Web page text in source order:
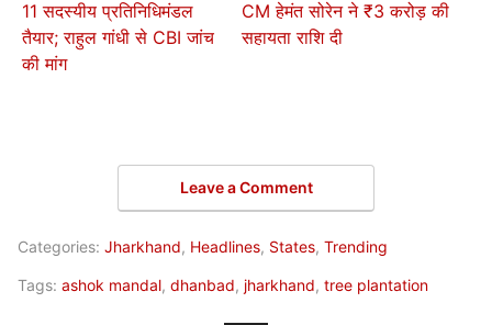
11 सदस्यीय प्रतिनिधिमंडल
तैयार; राहुल गांधी से CBI जांच
की मांग
CM हेमंत सोरेन ने ₹3 करोड़ की
सहायता राशि दी
Leave a Comment
Categories: Jharkhand, Headlines, States, Trending
Tags: ashok mandal, dhanbad, jharkhand, tree plantation